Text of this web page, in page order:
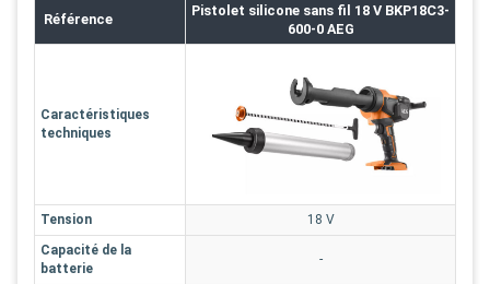
Référence
Pistolet silicone sans fil 18 V BKP18C3-
600-0 AEG
Caractéristiques
techniques
Tension
18 V
Capacité de la
batterie
-